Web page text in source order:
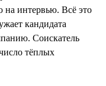
на интервью. Всё это
кандидата
Соискатель
тёплых